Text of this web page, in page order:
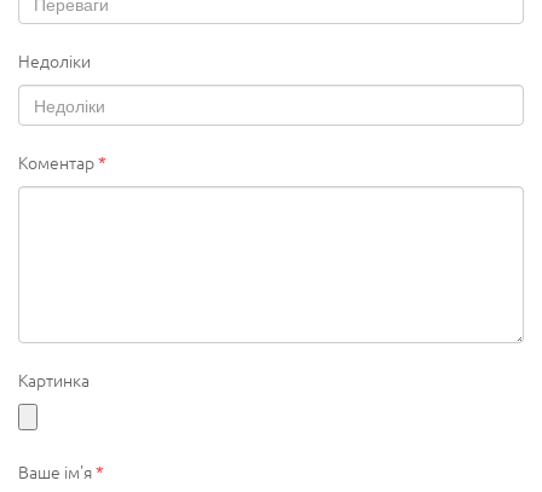
Недоліки
Коментар*
Картинка
Ваше ім'я*